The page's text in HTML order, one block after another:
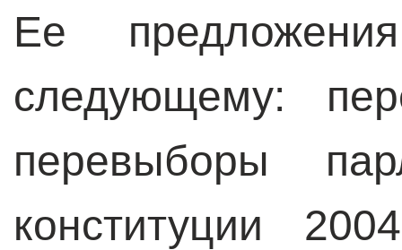
Ее
следующему:
перевыборы
конституции